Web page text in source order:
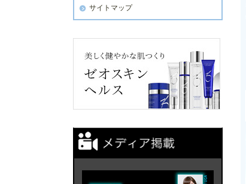
サイトマップ